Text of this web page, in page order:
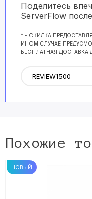
Поделитесь
ServerFlow
* - СКИДКА
ИНОМ СЛУЧАЕ
БЕСПЛАТНАЯ ДОСТАВКА
Похожие
НОВЫЙ